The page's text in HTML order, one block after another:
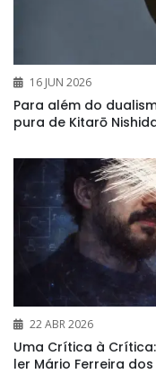
16 JUN 2026
Para além do
pura de Kitarō
22 ABR 2026
Uma Crítica à
ler Mário Ferreira